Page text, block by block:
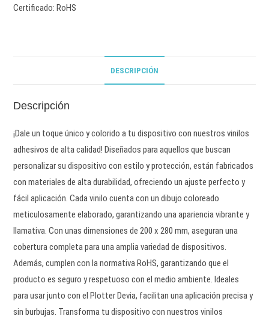
Certificado: RoHS
DESCRIPCIÓN
Descripción
¡Dale un toque único y colorido a tu dispositivo con nuestros vinilos
adhesivos de alta calidad! Diseñados para aquellos que buscan
personalizar su dispositivo con estilo y protección, están fabricados
con materiales de alta durabilidad, ofreciendo un ajuste perfecto y
fácil aplicación. Cada vinilo cuenta con un dibujo coloreado
meticulosamente elaborado, garantizando una apariencia vibrante y
llamativa. Con unas dimensiones de 200 x 280 mm, aseguran una
cobertura completa para una amplia variedad de dispositivos.
Además, cumplen con la normativa RoHS, garantizando que el
producto es seguro y respetuoso con el medio ambiente. Ideales
para usar junto con el Plotter Devia, facilitan una aplicación precisa y
sin burbujas. Transforma tu dispositivo con nuestros vinilos